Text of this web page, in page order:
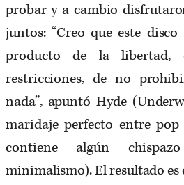
probar y a cambio
juntos: “Creo que este
producto de la libertad,
restricciones, de no
nada”, apuntó Hyde
maridaje perfecto entre
contiene algún
minimalismo). El resultado es